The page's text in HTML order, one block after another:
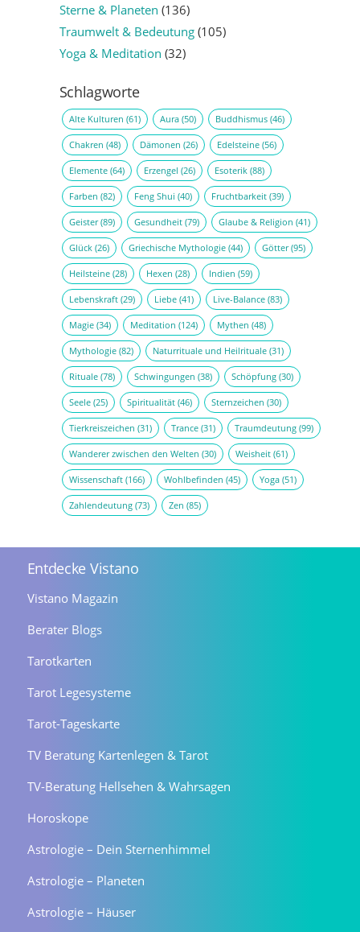
Sterne & Planeten (136)
Traumwelt & Bedeutung(105)
Yoga & Meditation (32)
Schlagworte
Alte Kulturen (61) Aura(50) Buddhismus(46)
Chakren (48) Dämonen (26) Edelsteine(56)
Elemente(64) Erzengel (26) Esoterik(88)
Farben (82) Feng Shui (40) Fruchtbarkeit(39)
Geister(89) Gesundheit(79) Glaube & Religion (41)
Glück(26) Griechische Mythologie(44) Götter(95)
Heilsteine(28) Hexen (28) Indien (59)
Lebenskraft(29) Liebe(41) Live-Balance(83)
Magie(34) Meditation (124) Mythen (48)
Mythologie(82) Naturrituale und Heilrituale(31)
Rituale(78) Schwingungen (38) Schöpfung(30)
Seele(25) Spiritualität(46) Sternzeichen (30)
Tierkreiszeichen (31) Trance(31) Traumdeutung(99)
Wanderer zwischen den Welten (30) Weisheit(61)
Wissenschaft(166) Wohlbefinden (45) Yoga(51)
Zahlendeutung(73) Zen (85)
Entdecke Vistano
Vistano Magazin
Berater Blogs
Tarotkarten
Tarot Legesysteme
Tarot-Tageskarte
TV Beratung Kartenlegen & Tarot
TV-Beratung Hellsehen & Wahrsagen
Horoskope
Astrologie – Dein Sternenhimmel
Astrologie – Planeten
Astrologie – Häuser